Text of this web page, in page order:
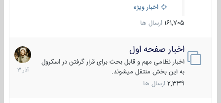
اخبار ویژه
161,705 ارسال ها
اخبار صفحه اول
اخبار نظامی مهم و قابل بحث برای قرار گرفتن در اسکرول
به این بخش منتقل میشوند.
2,339 ارسال ها
7
آذر
1403